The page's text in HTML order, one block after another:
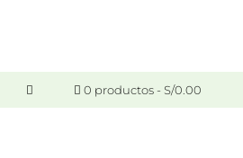
0 productos S/0.00